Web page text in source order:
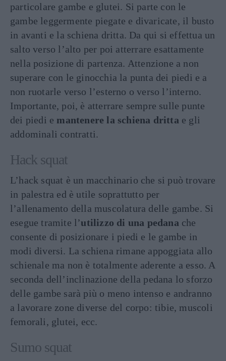
particolare gambe e glutei. Si parte con le
gambe leggermente piegate e divaricate, il busto
in avanti e la schiena dritta. Da qui si effettua un
salto verso l’alto per poi atterrare esattamente
nella posizione di partenza. Attenzione a non
superare con le ginocchia la punta dei piedi e a
non ruotarle verso l’esterno o verso l’interno.
Importante, poi, è atterrare sempre sulle punte
dei piedi e mantenere la schiena dritta e gli
addominali contratti.
Hack squat
L’hack squat è un macchinario che si può trovare
in palestra ed è utile soprattutto per
l’allenamento della muscolatura delle gambe. Si
esegue tramite l’utilizzo di una pedana che
consente di posizionare i piedi e le gambe in
modi diversi. La schiena rimane appoggiata allo
schienale ma non è totalmente aderente a esso. A
seconda dell’inclinazione della pedana lo sforzo
delle gambe sarà più o meno intenso e andranno
a lavorare zone diverse del corpo: tibie, muscoli
femorali, glutei, ecc.
Sumo squat